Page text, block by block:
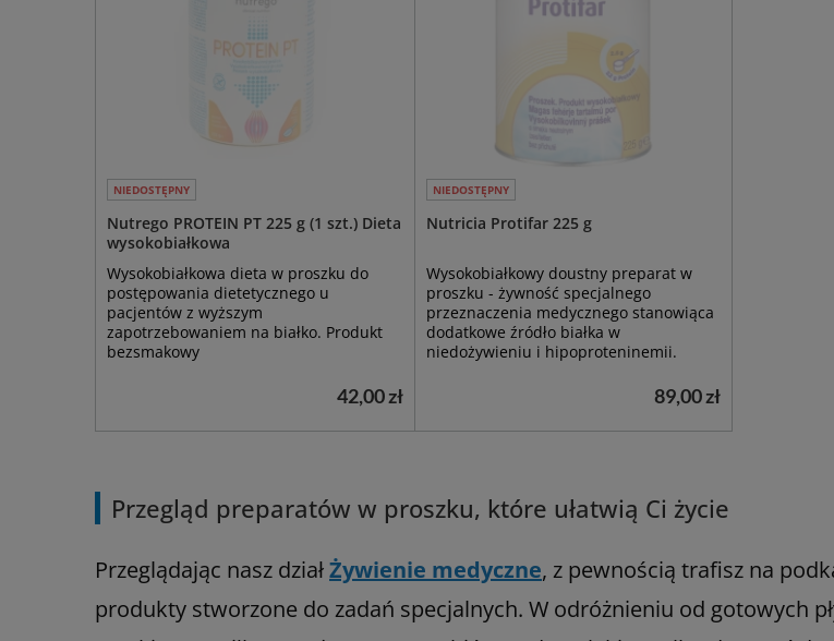
NIEDOSTĘPNY
Nutrego PROTEIN PT 225 g (1 szt.) Dieta
wysokobiałkowa
Wysokobiałkowa dieta w proszku do
postępowania dietetycznego u
pacjentów z wyższym
zapotrzebowaniem na białko. Produkt
bezsmakowy
42,00 zł
NIEDOSTĘPNY
Nutricia Protifar 225 g
Wysokobiałkowy doustny preparat w
proszku - żywność specjalnego
przeznaczenia medycznego stanowiąca
dodatkowe źródło białka w
niedożywieniu i hipoproteninemii.
89,00 zł
Przegląd preparatów w proszku, które ułatwią Ci życie
Przeglądając nasz działŻywienie medyczne, z pewnością trafisz na
produkty stworzone do zadań specjalnych. W odróżnieniu od gotowych